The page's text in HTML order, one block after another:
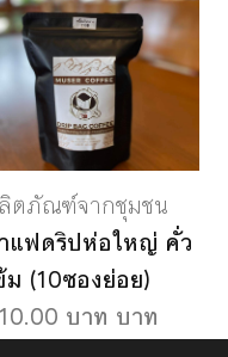
ตภัณฑ์จากชุมชน
แฟดริปห่อใหญ่ คั่ว
ม (10ซองย่อย)
บาท บาท